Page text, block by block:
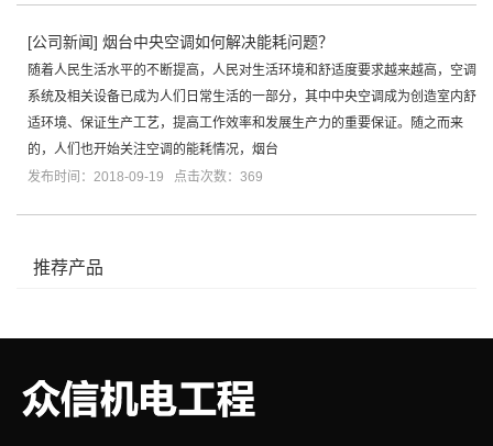
[公司新闻] 烟台中央空调如何解决能耗问题？
随着人民生活水平的不断提高，人民对生活环境和舒适度要求越来越高，空调
系统及相关设备已成为人们日常生活的一部分，其中中央空调成为创造室内舒
适环境、保证生产工艺，提高工作效率和发展生产力的重要保证。随之而来
的，人们也开始关注空调的能耗情况，烟台
发布时间：2018-09-19 点击次数：369
推荐产品